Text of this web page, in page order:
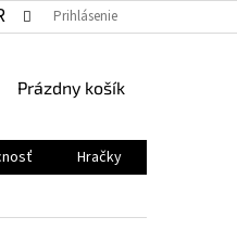
Prihlásenie
NÁKUPNÝ
Prázdny košík
Hračky